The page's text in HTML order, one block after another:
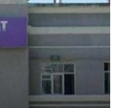
ОСОБЕННЫЙ